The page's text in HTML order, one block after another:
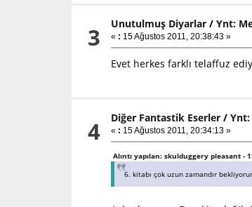
3 Unutulmuş Diyarlar /Ynt:
« : 15 Ağustos 2011, 20:38:43 »
Evet herkes farklı telaffuz
4 Diğer Fantastik Eserler /
« : 15 Ağustos 2011, 20:34:13 »
Alıntı yapılan: skulduggery pleasant -
6. kitabı çok uzun zamandır